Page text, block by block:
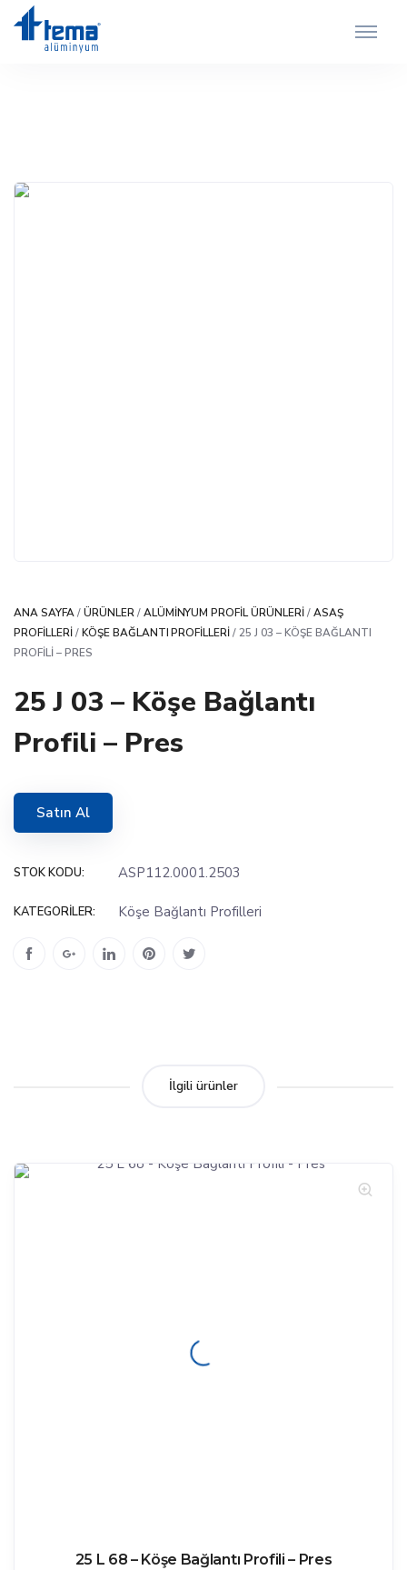
ANA SAYFA/ÜRÜNLER/ALÜMINYUM PROFIL ÜRÜNLERI/ASAŞ
PROFILLERI/KÖŞE BAĞLANTI PROFILLERI/ 25 J 03 – KÖŞE BAĞLANTI
PROFILI – PRES
25 J 03 – Köşe Bağlantı
Profili – Pres
Satın Al
STOK KODU: ASP112.0001.2503
KATEGORILER: Köşe Bağlantı Profilleri
İlgili ürünler
25 L 68 – Köşe Bağlantı Profili – Pres